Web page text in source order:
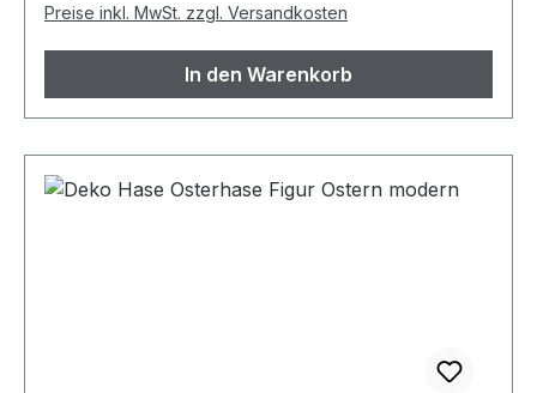
Preise inkl. MwSt. zzgl. Versandkosten
In den Warenkorb